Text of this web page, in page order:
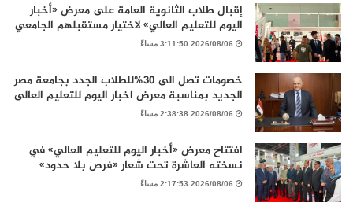
إقبال طلاب الثانوية العامة على معرض «أخبار
اليوم للتعليم العالي» لاختيار مستقبلهم الجامعي
2026/08/06 3:11:50 مساءً
خصومات تصل الى 30%للطلاب الجدد بجامعة مصر
الجديد بمناسبة معرض اخبار اليوم للتعليم العالى
2026/08/06 2:38:38 مساءً
افتتاح معرض «أخبار اليوم للتعليم العالي» في
نسخته العاشرة تحت شعار «فرص بلا حدود»
2026/08/06 2:17:53 مساءً